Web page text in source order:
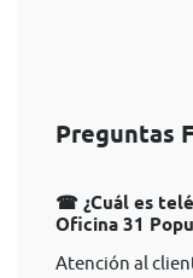
Preguntas
☎ ¿Cuál es
Oficina 31
Atención al